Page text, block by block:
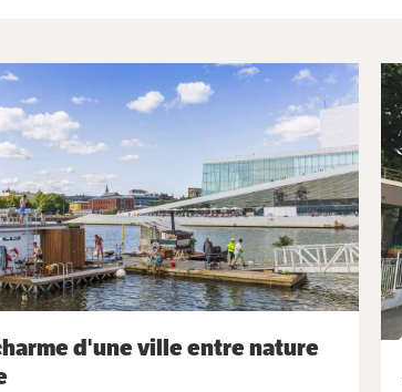
d'une ville entre nature